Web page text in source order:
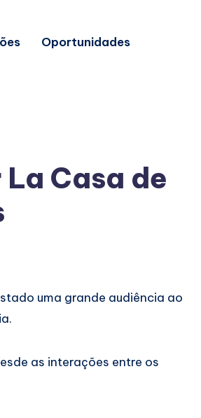
Oportunidades
Casa de
uma grande audiência ao
as interações entre os